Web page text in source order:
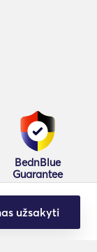
užsakyti
BednBlue
Guarantee